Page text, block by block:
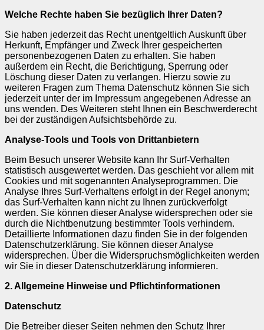
Welche Rechte haben Sie bezüglich Ihrer Daten?
Sie haben jederzeit das Recht unentgeltlich Auskunft über
Herkunft, Empfänger und Zweck Ihrer gespeicherten
personenbezogenen Daten zu erhalten. Sie haben
außerdem ein Recht, die Berichtigung, Sperrung oder
Löschung dieser Daten zu verlangen. Hierzu sowie zu
weiteren Fragen zum Thema Datenschutz können Sie sich
jederzeit unter der im Impressum angegebenen Adresse an
uns wenden. Des Weiteren steht Ihnen ein Beschwerderecht
bei der zuständigen Aufsichtsbehörde zu.
Analyse-Tools und Tools von Drittanbietern
Beim Besuch unserer Website kann Ihr Surf-Verhalten
statistisch ausgewertet werden. Das geschieht vor allem mit
Cookies und mit sogenannten Analyseprogrammen. Die
Analyse Ihres Surf-Verhaltens erfolgt in der Regel anonym;
das Surf-Verhalten kann nicht zu Ihnen zurückverfolgt
werden. Sie können dieser Analyse widersprechen oder sie
durch die Nichtbenutzung bestimmter Tools verhindern.
Detaillierte Informationen dazu finden Sie in der folgenden
Datenschutzerklärung. Sie können dieser Analyse
widersprechen. Über die Widerspruchsmöglichkeiten werden
wir Sie in dieser Datenschutzerklärung informieren.
2. Allgemeine Hinweise und Pflichtinformationen
Datenschutz
Die Betreiber dieser Seiten nehmen den Schutz Ihrer